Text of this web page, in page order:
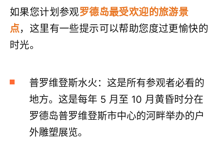
如果您计划参观罗德岛最受欢迎的旅游景
点，这里有一些提示可以帮助您度过更愉快的
时光。
普罗维登斯水火：这是所有参观者必看的
地方。这是每年 5 月至 10 月黄昏时分在
罗德岛普罗维登斯市中心的河畔举办的户
外雕塑展览。